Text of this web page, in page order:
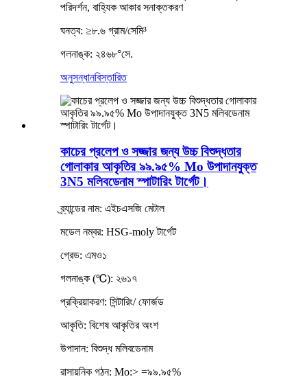
পরিদর্শন, বাহ্যিক আকার সনাক্তকরণ
ঘনত্ব: ≥৮.৬ গ্রাম/সেমি³
গলনাঙ্ক: ২৪৬৮°সে.
অনুসন্ধানবিস্তারিত
কাচের প্রলেপ ও সজ্জার জন্য উচ্চ বিশুদ্ধতার
গোলাকার আকৃতির ৯৯.৯৫% Mo উপাদানযুক্ত
3N5 মলিবডেনাম স্পাটারিং টার্গেট।
ব্র্যান্ডের নাম: এইচএসজি মেটাল
মডেল নম্বর: HSG-moly টার্গেট
গ্রেড: এমও১
গলনাঙ্ক (℃): ২৬১৭
প্রক্রিয়াকরণ: সিন্টারিং/ ফোর্জড
আকৃতি: বিশেষ আকৃতির অংশ
উপাদান: বিশুদ্ধ মলিবডেনাম
রাসায়নিক গঠন: Mo:> =৯৯.৯৫%